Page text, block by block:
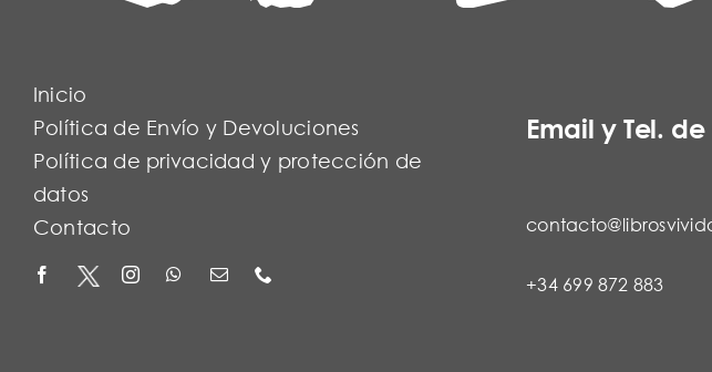
Inicio
Política de Envío y Devoluciones
Política de privacidad y protección de
datos
Contacto
Email y Tel.
+34 699 872 883